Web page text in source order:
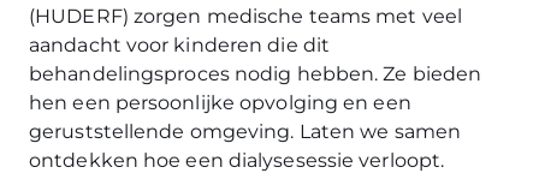
(HUDERF) zorgen medische teams met veel
aandacht voor kinderen die dit
behandelingsproces nodig hebben. Ze bieden
hen een persoonlijke opvolging en een
geruststellende omgeving. Laten we samen
ontdekken hoe een dialysesessie verloopt.